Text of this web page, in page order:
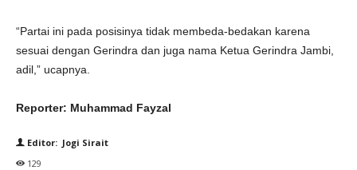
“Partai ini pada posisinya tidak membeda-bedakan karena
sesuai dengan Gerindra dan juga nama Ketua Gerindra Jambi,
adil,” ucapnya.
Reporter: Muhammad Fayzal
Editor: Jogi Sirait
129